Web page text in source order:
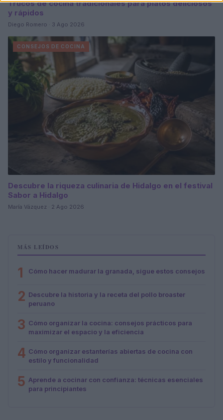
Trucos de cocina tradicionales para platos deliciosos
y rápidos
Diego Romero · 3 Ago 2026
CONSEJOS DE COCINA
Descubre la riqueza culinaria de Hidalgo en el festival
Sabor a Hidalgo
María Vázquez · 2 Ago 2026
MÁS LEÍDOS
1 Cómo hacer madurar la granada, sigue estos consejos
2 Descubre la historia y la receta del pollo broaster
peruano
3 Cómo organizar la cocina: consejos prácticos para
maximizar el espacio y la eficiencia
4 Cómo organizar estanterías abiertas de cocina con
estilo y funcionalidad
5 Aprende a cocinar con confianza: técnicas esenciales
para principiantes